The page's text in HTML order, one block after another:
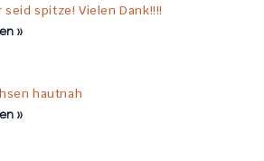
seid spitze! Vielen Dank!!!!
»
hautnah
»